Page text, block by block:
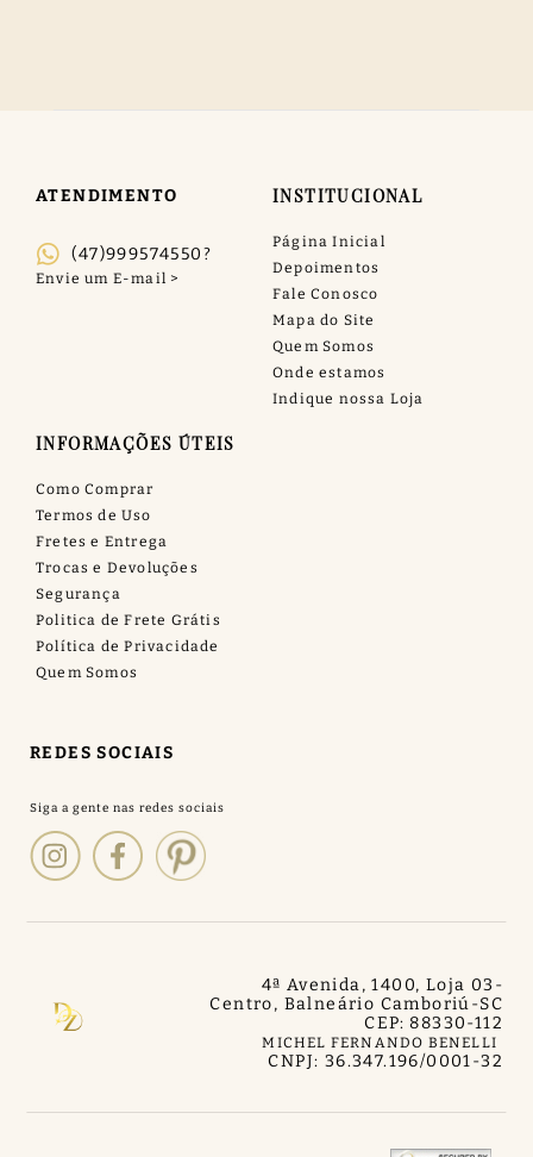
ATENDIMENTO
(47)999574550?
INSTITUCIONAL
Página Inicial
Depoimentos
Fale Conosco
Mapa do Site
Quem Somos
Onde estamos
Indique nossa Loja
INFORMAÇÕES ÚTEIS
Como Comprar
Termos de Uso
Fretes e Entrega
Trocas e Devoluções
Segurança
Politica de Frete Grátis
Política de Privacidade
Quem Somos
REDES SOCIAIS
MICHEL FERNANDO BENELLI
4ª Avenida, 1400, Loja 03 -
Centro, Balneário Camboriú-SC
CEP: 88330-112
CNPJ: 36.347.196/0001-32